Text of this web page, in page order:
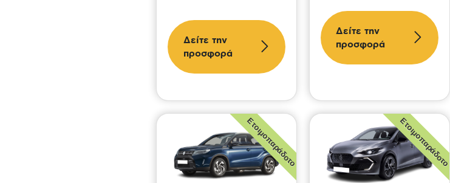
Δείτε την
προσφορά
Δείτε την
προσφορά
Ετοιμοπαράδοτο Ετοιμοπαράδοτο